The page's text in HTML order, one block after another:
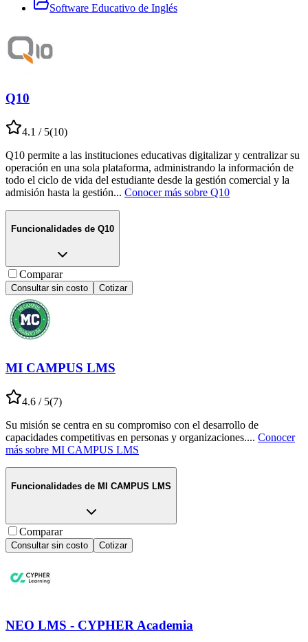
Software Educativo de Inglés
Q10
4.1 / 5(10)
Q10 permite a las instituciones educativas digitalizar y centralizar su
operación en una sola plataforma, administrando la información de
todo el ciclo de vida del estudiante desde la gestión comercial y la
admisión hasta la gestión... Conocer más sobre Q10
Funcionalidades de Q10
Comparar
Consultar sin costo Cotizar
MI CAMPUS LMS
4.6 / 5(7)
Su misión se centra en su compromiso con el desarrollo de
capacidades competitivas en personas y organizaciones.... Conocer
más sobre MI CAMPUS LMS
Funcionalidades de MI CAMPUS LMS
Comparar
Consultar sin costo Cotizar
NEO LMS - CYPHER Academia